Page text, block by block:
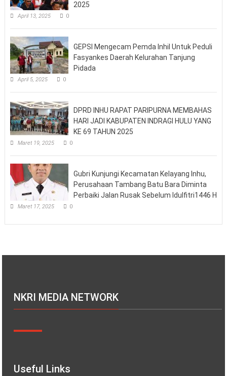
2025
April 13, 2025 0
GEPSI Mengecam Pemda Inhil Untuk Peduli
Fasyankes Daerah Kelurahan Tanjung
Pidada
April 5, 2025 0
DPRD INHU RAPAT PARIPURNA MEMBAHAS
HARI JADI KABUPATEN INDRAGI HULU YANG
KE 69 TAHUN 2025
Maret 19, 2025 0
Gubri Kunjungi Kecamatan Kelayang Inhu,
Perusahaan Tambang Batu Bara Diminta
Perbaiki Jalan Rusak Sebelum Idulfitri1446 H
Maret 17, 2025 0
NKRI MEDIA NETWORK
Useful Links